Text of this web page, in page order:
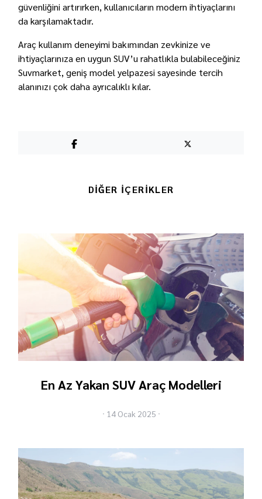
güvenliğini artırırken, kullanıcıların modern ihtiyaçlarını
da karşılamaktadır.
Araç kullanım deneyimi bakımından zevkinize ve
ihtiyaçlarınıza en uygun SUV’u rahatlıkla bulabileceğiniz
Suvmarket, geniş model yelpazesi sayesinde tercih
alanınızı çok daha ayrıcalıklı kılar.
DİĞER İÇERİKLER
En Az Yakan SUV Araç Modelleri
14 Ocak 2025